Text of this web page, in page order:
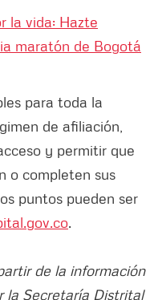
la vida: Hazte
maratón de Bogotá
para toda la
de afiliación,
y permitir que
o completen sus
puntos pueden ser
.
de la información
la Secretaría Distrital